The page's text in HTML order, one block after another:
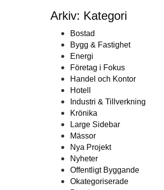
Arkiv: Kategori
Bostad
Bygg & Fastighet
Energi
Företag i Fokus
Handel och Kontor
Hotell
Industri & Tillverkning
Krönika
Large Sidebar
Mässor
Nya Projekt
Nyheter
Offentligt Byggande
Okategoriserade